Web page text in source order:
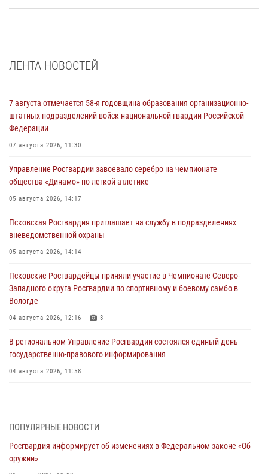
ЛЕНТА НОВОСТЕЙ
7 августа отмечается 58-я годовщина образования организационно-
штатных подразделений войск национальной гвардии Российской
Федерации
07 августа 2026, 11:30
Управление Росгвардии завоевало серебро на чемпионате
общества «Динамо» по легкой атлетике
05 августа 2026, 14:17
Псковская Росгвардия приглашает на службу в подразделениях
вневедомственной охраны
05 августа 2026, 14:14
Псковские Росгвардейцы приняли участие в Чемпионате Северо-
Западного округа Росгвардии по спортивному и боевому самбо в
Вологде
04 августа 2026, 12:16 3
В региональном Управление Росгвардии состоялся единый день
государственно-правового информирования
04 августа 2026, 11:58
03 августа 2026, 17:21
21 единицу оружия изъяли Псковские росгвардейцы за неделю
03 августа 2026, 14:10
ПОПУЛЯРНЫЕ НОВОСТИ
Росгвардия информирует об изменениях в Федеральном законе «Об
оружии»